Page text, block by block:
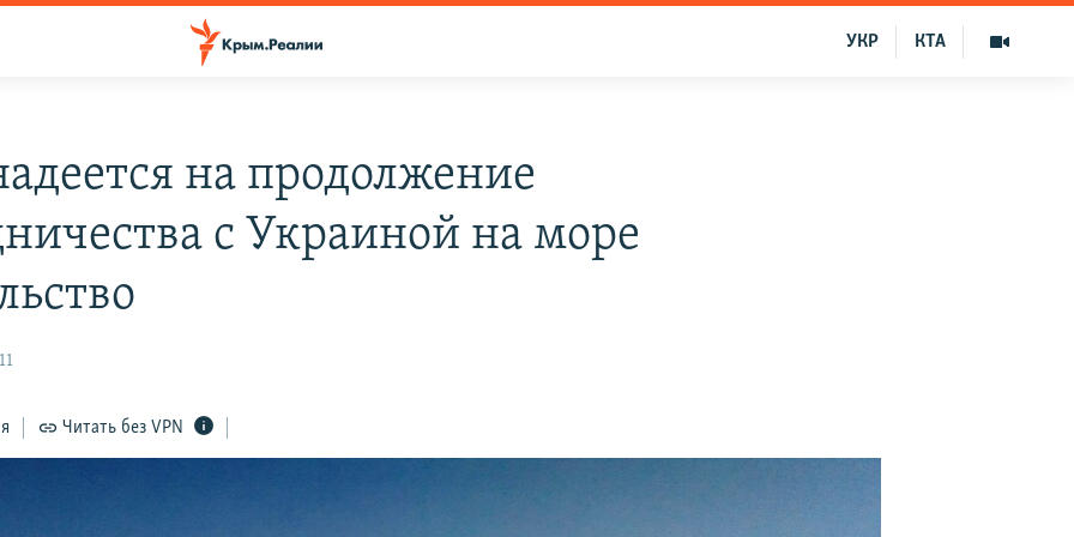
КТА
УКР
на продолжение
с Украиной на море
Читать без VPN